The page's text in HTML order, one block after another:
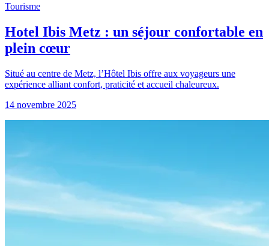
Tourisme
Hotel Ibis Metz : un séjour confortable en
plein cœur
Situé au centre de Metz, l’Hôtel Ibis offre aux voyageurs une
expérience alliant confort, praticité et accueil chaleureux.
14 novembre 2025